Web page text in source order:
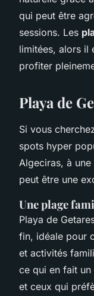
qui peut être
sessions. Les
limitées, alors il
profiter
Playa de
Si vous
spots hyper
Algeciras, à
peut être une
Une plage
Playa de
fin, idéale pour
et activités
ce qui en fait
et ceux qui